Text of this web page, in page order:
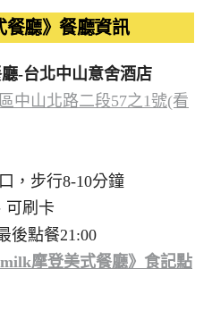
餐廳》餐廳資訊
-台北中山意舍酒店
中山北路二段57之1號(看
，步行8-10分鐘
可刷卡
後點餐21:00
摩登美式餐廳》食記點